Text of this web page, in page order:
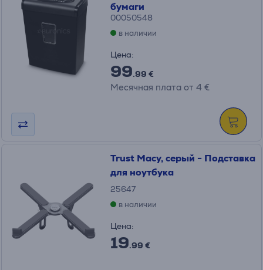
бумаги
00050548
в наличии
Цена:
99.99 €
Месячная плата от 4 €
Trust Macy, серый - Подставка
для ноутбука
25647
в наличии
Цена:
19.99 €